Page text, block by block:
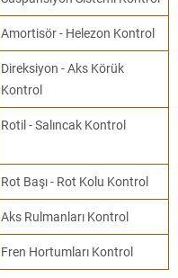
Amortisör - Helezon Kontrol
Direksiyon - Aks Körük
Kontrol
Rotil - Salıncak Kontrol
Rot Başı - Rot Kolu Kontrol
Aks Rulmanları Kontrol
Fren Hortumları Kontrol